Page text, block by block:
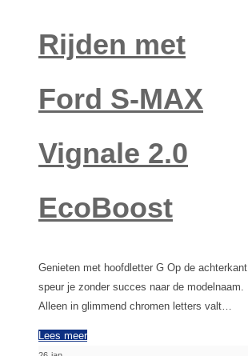
Rijden met
Ford S-MAX
Vignale 2.0
EcoBoost
Genieten met hoofdletter G Op de achterkant
speur je zonder succes naar de modelnaam.
Alleen in glimmend chromen letters valt…
Lees meer